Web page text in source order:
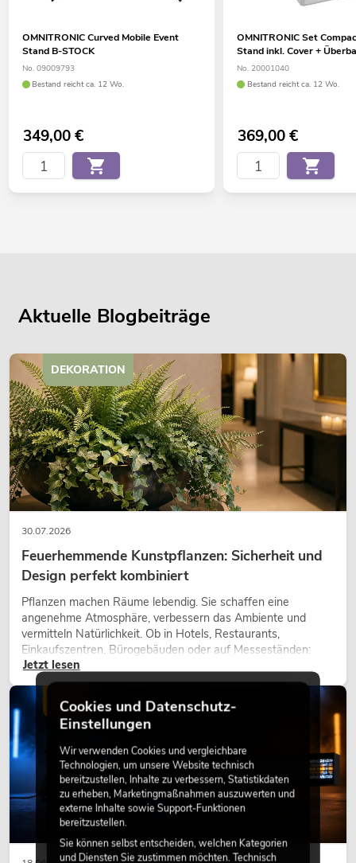
OMNITRONIC Curved Mobile Event
Stand B-STOCK
No. 09009793
Bestand reicht ca. 12 Wo.
349,00€
OMNITRONIC Set
Stand inkl. Cover +
No. 20001040
Bestand reicht ca. 12 Wo.
369,00€
Aktuelle Blogbeiträge
30.07.2026
Feuerhemmende Kunstpflanzen: Sicherheit und
Design perfekt kombiniert
Pflanzen machen Räume lebendig. Sie schaffen eine
angenehme Atmosphäre, verbessern das Ambiente und
vermitteln Natürlichkeit. Ob in Hotels, Restaurants,
Einkaufszentren, Bürogebäuden oder auf Messeständen:
eine hochwertige Begrünung gehört heute längst zum
modernen Raumkonzept.
Jetzt lesen
DEKORATION
LICHT
Cookies und Datenschutz-
Einstellungen
Wir verwenden Cookies und vergleichbare
Technologien, um unsere Website technisch
bereitzustellen, Inhalte zu verbessern, Statistikdaten
zu erheben, Marketingmaßnahmen auszuwerten und
externe Inhalte sowie Support-Funktionen
bereitzustellen.
Sie können selbst entscheiden, welchen Kategorien
und Diensten Sie zustimmen möchten. Technisch